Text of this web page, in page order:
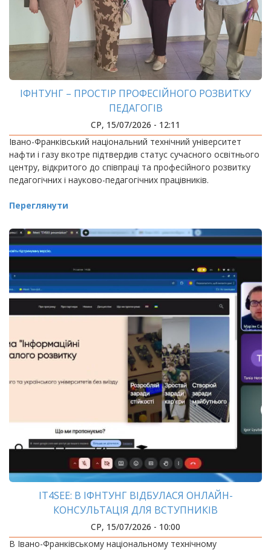
ІФНТУНГ – ПРОСТІР ПРОФЕСІЙНОГО РОЗВИТКУ
ПЕДАГОГІВ
СР, 15/07/2026 - 12:11
Івано-Франківський національний технічний університет
нафти і газу вкотре підтвердив статус сучасного освітнього
центру, відкритого до співпраці та професійного розвитку
педагогічних і науково-педагогічних працівників.
Переглянути
IT4SEE: В ІФНТУНГ ВІДБУЛАСЯ ОНЛАЙН-
КОНСУЛЬТАЦІЯ ДЛЯ ВСТУПНИКІВ
СР, 15/07/2026 - 10:00
В Івано-Франківському національному технічному